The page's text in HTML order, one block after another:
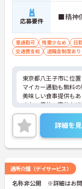
応募要件 ■精神
車通勤可 残業少なめ 日
交通費支給
退職金制度あり
東京都八王子市に位置
マイカー通勤も無料の
美味しい食事提供も
また、産休・育休も
敷地内にある保育所
ご興味のある方はお
詳細を
通所介護（デイサービス）
名称非公開 ※詳細はお